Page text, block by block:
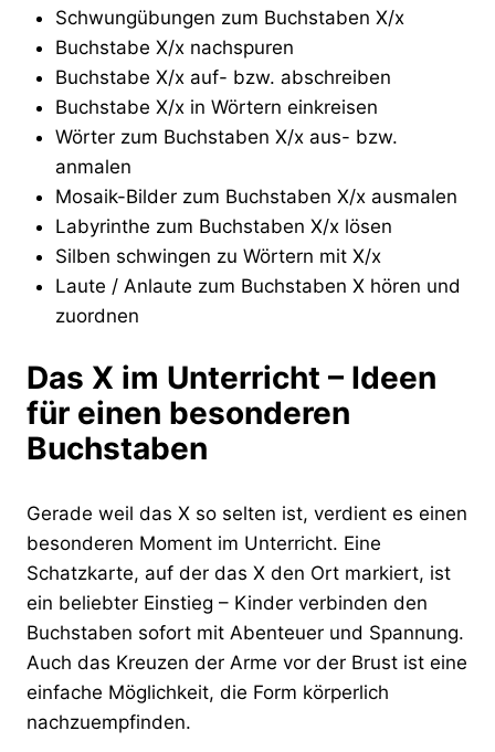
Schwungübungen zum Buchstaben X/x
Buchstabe X/x nachspuren
Buchstabe X/x auf- bzw. abschreiben
Buchstabe X/x in Wörtern einkreisen
Wörter zum Buchstaben X/x aus- bzw.
anmalen
Mosaik-Bilder zum Buchstaben X/x ausmalen
Labyrinthe zum Buchstaben X/x lösen
Silben schwingen zu Wörtern mit X/x
Laute / Anlaute zum Buchstaben X hören und
zuordnen
Das X im Unterricht – Ideen
für einen besonderen
Buchstaben
Gerade weil das X so selten ist, verdient es einen
besonderen Moment im Unterricht. Eine
Schatzkarte, auf der das X den Ort markiert, ist
ein beliebter Einstieg – Kinder verbinden den
Buchstaben sofort mit Abenteuer und Spannung.
Auch das Kreuzen der Arme vor der Brust ist eine
einfache Möglichkeit, die Form körperlich
nachzuempfinden.